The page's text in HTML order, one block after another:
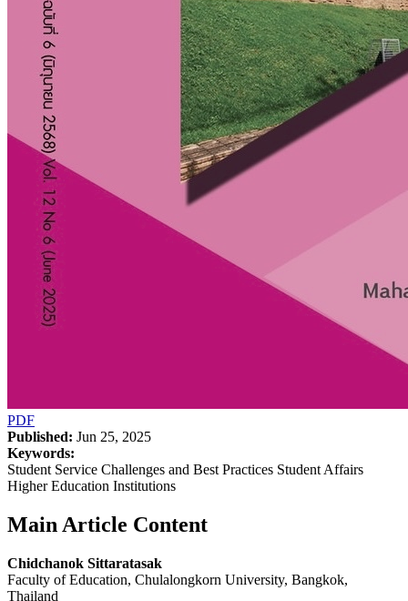
PDF
Published: Jun 25, 2025
Keywords:
Student Service Challenges and Best Practices Student Affairs
Higher Education Institutions
Main Article Content
Chidchanok Sittaratasak
Faculty of Education, Chulalongkorn University, Bangkok,
Thailand